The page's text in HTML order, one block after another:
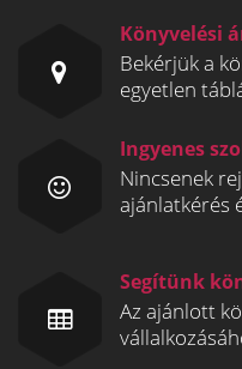
Könyvelési
Bekérjük a
egyetlen
Ingyenes
Nincsenek
ajánlatkérés
Segítünk
Az ajánlott